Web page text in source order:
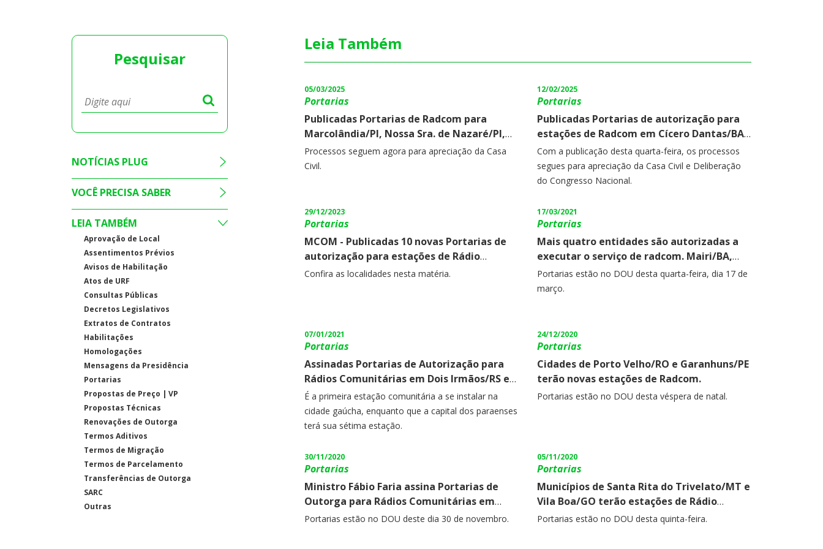
Pesquisar
NOTÍCIAS PLUG
VOCÊ PRECISA SABER
LEIA TAMBÉM
Aprovação de Local
Assentimentos Prévios
Avisos de Habilitação
Atos de URF
Consultas Públicas
Decretos Legislativos
Extratos de Contratos
Habilitações
Homologações
Mensagens da Presidência
Portarias
Propostas de Preço | VP
Propostas Técnicas
Renovações de Outorga
Termos Aditivos
Termos de Migração
Termos de Parcelamento
Transferências de Outorga
SARC
Outras
Leia Também
05/03/2025
Portarias
Publicadas Portarias de Radcom para
Marcolândia/PI, Nossa Sra. de Nazaré/PI,
São Miguel do Fidalgo/PI, Cajazeiras/PI,
São João do Arraial/PI e Cajapió/MA.
Processos seguem agora para apreciação da Casa
Civil.
12/02/2025
Portarias
Publicadas Portarias de autorização para
estações de Radcom em Cícero Dantas/BA,
Bom Jesus/PI, Doutor Camargo/PR, Currais
Novos/RN, São Fernando RN e São
Raimundo Nonato/PI.
Com a publicação desta quarta-feira, os processos
segues para apreciação da Casa Civil e Deliberação
do Congresso Nacional.
29/12/2023
Portarias
MCOM - Publicadas 10 novas Portarias de
autorização para estações de Rádio
Comunitária.
Confira as localidades nesta matéria.
17/03/2021
Portarias
Mais quatro entidades são autorizadas a
executar o serviço de radcom. Mairi/BA,
Canarana/BA, Pacajús/CE e Betânia do
Piauí/PI.
Portarias estão no DOU desta quarta-feira, dia 17 de
março.
07/01/2021
Portarias
Assinadas Portarias de Autorização para
Rádios Comunitárias em Dois Irmãos/RS e
Belém/PA.
É a primeira estação comunitária a se instalar na
cidade gaúcha, enquanto que a capital dos paraenses
terá sua sétima estação.
24/12/2020
Portarias
Cidades de Porto Velho/RO e Garanhuns/PE
terão novas estações de Radcom.
Portarias estão no DOU desta véspera de natal.
30/11/2020
Portarias
Ministro Fábio Faria assina Portarias de
Outorga para Rádios Comunitárias em
Guarani de Goiás/GO e Marmelópolis/MG.
Portarias estão no DOU deste dia 30 de novembro.
05/11/2020
Portarias
Municípios de Santa Rita do Trivelato/MT e
Vila Boa/GO terão estações de Rádio
Comunitária.
Portarias estão no DOU desta quinta-feira.